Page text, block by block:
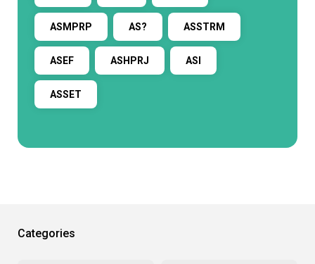
ASMPRP AS? ASSTRM
ASEF ASHPRJ ASI
ASSET
Categories